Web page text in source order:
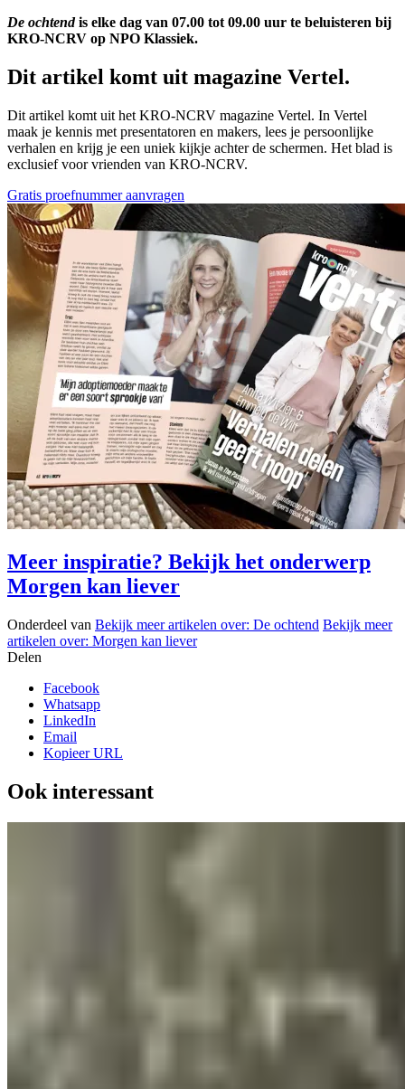
De ochtendis elke dag van 07.00 tot 09.00 uur te beluisteren bij
KRO-NCRV op NPO Klassiek.
Dit artikel komt uit magazine Vertel.
Dit artikel komt uit het KRO-NCRV magazine Vertel. In Vertel
maak je kennis met presentatoren en makers, lees je persoonlijke
verhalen en krijg je een uniek kijkje achter de schermen. Het blad is
exclusief voor vrienden van KRO-NCRV.
Gratis proefnummer aanvragen
Meer inspiratie? Bekijk het onderwerp
Morgen kan liever
Onderdeel van Bekijk meer artikelen over: De ochtend Bekijk meer
artikelen over: Morgen kan liever
Delen
Facebook
Whatsapp
LinkedIn
Email
Kopieer URL
Ook interessant